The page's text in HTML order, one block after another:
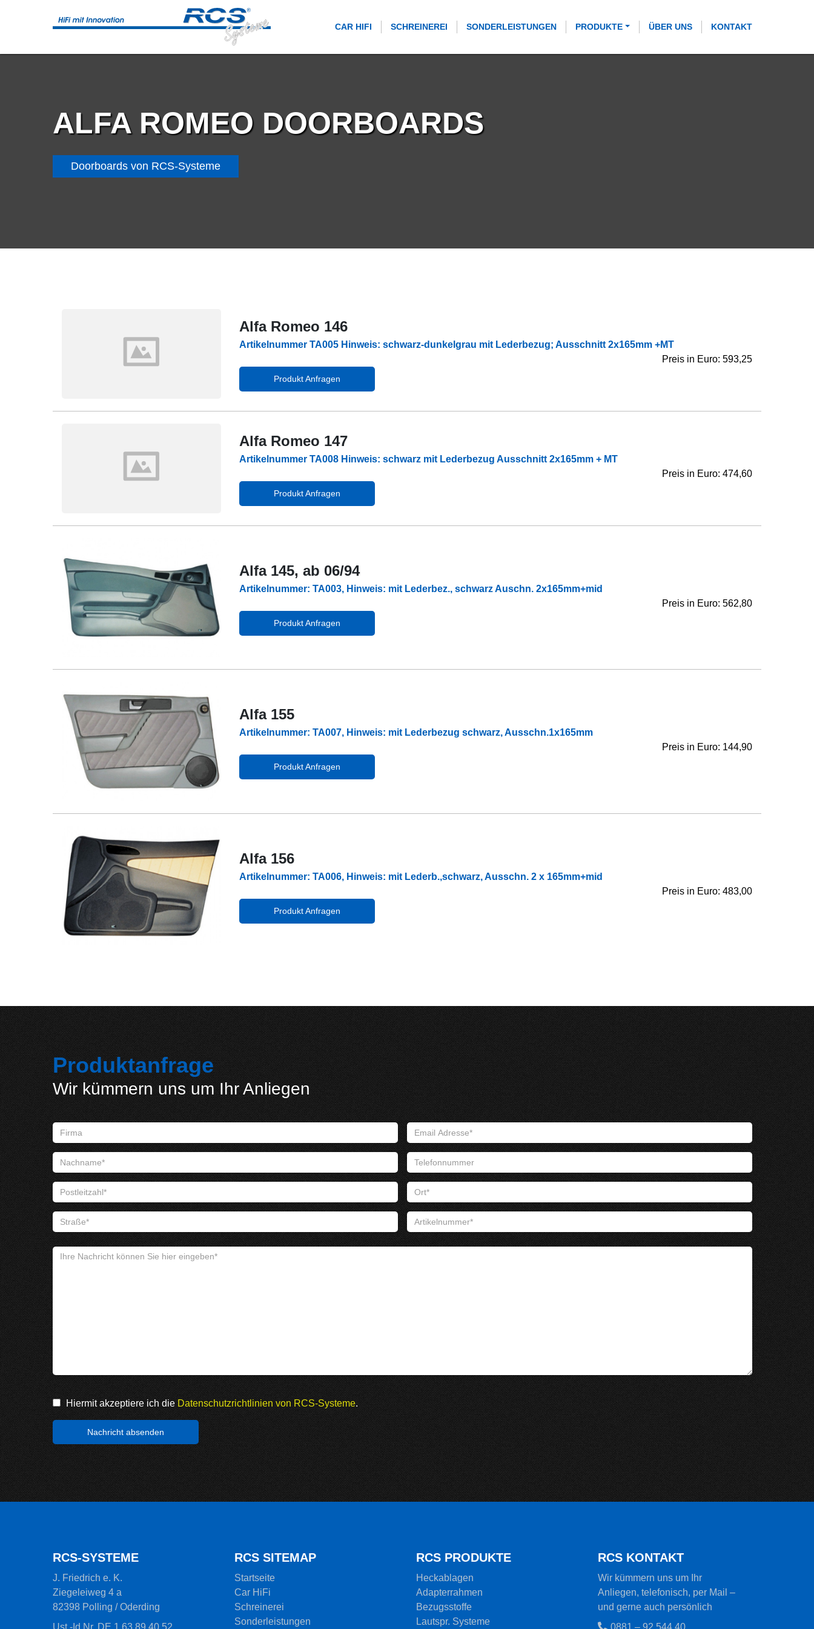
CAR HIFI SCHREINEREI SONDERLEISTUNGEN PRODUKTE ÜBER UNS KONTAKT
ALFA ROMEO DOORBOARDS
Doorboards von RCS-Systeme
Alfa Romeo 146
Artikelnummer TA005 Hinweis: schwarz-dunkelgrau mit Lederbezug; Ausschnitt 2x165mm +MT
Preis in Euro: 593,25
Produkt Anfragen
Alfa Romeo 147
Artikelnummer TA008 Hinweis: schwarz mit Lederbezug Ausschnitt 2x165mm + MT
Preis in Euro: 474,60
Produkt Anfragen
Alfa 145, ab 06/94
Artikelnummer: TA003, Hinweis: mit Lederbez., schwarz Auschn. 2x165mm+mid
Preis in Euro: 562,80
Produkt Anfragen
Alfa 155
Artikelnummer: TA007, Hinweis: mit Lederbezug schwarz, Ausschn.1x165mm
Preis in Euro: 144,90
Produkt Anfragen
Alfa 156
Artikelnummer: TA006, Hinweis: mit Lederb.,schwarz, Ausschn. 2 x 165mm+mid
Preis in Euro: 483,00
Produkt Anfragen
Produktanfrage
Wir kümmern uns um Ihr Anliegen
Hiermit akzeptiere ich die Datenschutzrichtlinien von RCS-Systeme.
RCS-SYSTEME
J. Friedrich e. K.
Ziegeleiweg 4 a
82398 Polling / Oderding
RCS SITEMAP
Startseite
Car HiFi
Schreinerei
Sonderleistungen
RCS PRODUKTE
Heckablagen
Adapterrahmen
Bezugsstoffe
Lautspr. Systeme
RCS KONTAKT
Wir kümmern uns um Ihr
Anliegen, telefonisch, per Mail –
und gerne auch persönlich